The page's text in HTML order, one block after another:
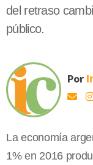
del retraso
público.
Por
La economía
1% en 2016